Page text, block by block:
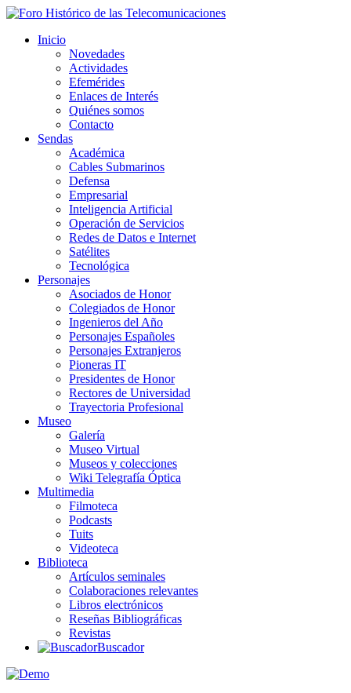
Inicio
Novedades
Actividades
Efemérides
Enlaces de Interés
Quiénes somos
Contacto
Sendas
Académica
Cables Submarinos
Defensa
Empresarial
Inteligencia Artificial
Operación de Servicios
Redes de Datos e Internet
Satélites
Tecnológica
Personajes
Asociados de Honor
Colegiados de Honor
Ingenieros del Año
Personajes Españoles
Personajes Extranjeros
Pioneras IT
Presidentes de Honor
Rectores de Universidad
Trayectoria Profesional
Museo
Galería
Museo Virtual
Museos y colecciones
Wiki Telegrafía Óptica
Multimedia
Filmoteca
Podcasts
Tuits
Videoteca
Biblioteca
Artículos seminales
Colaboraciones relevantes
Libros electrónicos
Reseñas Bibliográficas
Revistas
Buscador